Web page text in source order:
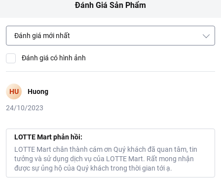
Đánh Giá Sản Phẩm
Đánh giá mới nhất
Đánh giá có hình ảnh
HU Huong
24/10/2023
LOTTE Mart phản hồi:
LOTTE Mart chân thành cám ơn Quý khách đã quan tâm, tin
tưởng và sử dụng dịch vụ của LOTTE Mart. Rất mong nhận
được sự ủng hộ của Quý khách trong thời gian tới ạ.